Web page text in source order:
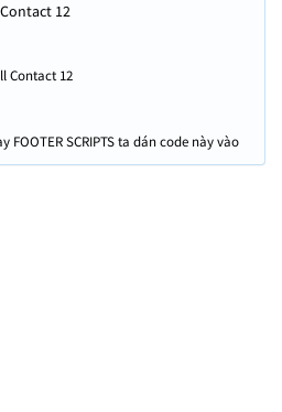
12
Contact 12
SCRIPTS ta dán code này vào